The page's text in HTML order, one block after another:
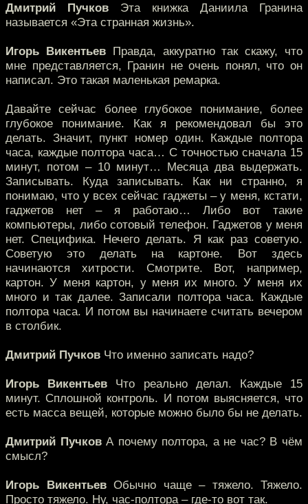
Дмитрий Пучков Эта книжка Даниила Гранина
называется «Эта странная жизнь».
Игорь ВикентьевПравда, аккуратно так скажу, что
мне представляется, Гранин не очень понял, что он
написал. Это такая маленькая ремарка.
Давайте сейчас более глубокое понимание, более
глубокое понимание. Как я рекомендовал бы это
делать. Значит, пункт номер один. Каждые полтора
часа, каждые полтора часа… С точностью сначала 15
минут, потом – 10 минут… Месяца два выдержать.
Записывать. Куда записывать. Как ни странно, я
понимаю, что у всех сейчас гаджеты – у меня, кстати,
гаджетов нет – я работаю… Либо вот такие
компьютеры, либо сотовый телефон. Гаджетов у меня
нет. Специфика. Нечего делать. Я как раз советую.
Советую это делать на картоне. Вот здесь
начинаются хитрости. Смотрите. Вот, например,
картон. У меня картон, у меня их много. У меня их
много и так далее. Записали полтора часа. Каждые
полтора часа. И потом вы начинаете считать вечером
в столбик.
Дмитрий Пучков Что именно записать надо?
Игорь Викентьев Что реально делал. Каждые 15
минут. Сплошной контроль. И потом выясняется, что
есть масса вещей, которые можно было бы не делать.
Дмитрий ПучковА почему полтора, а не час? В чём
смысл?
Игорь ВикентьевОбычно чаще – тяжело. Тяжело.
Просто тяжело. Ну, час-полтора – где-то вот так.